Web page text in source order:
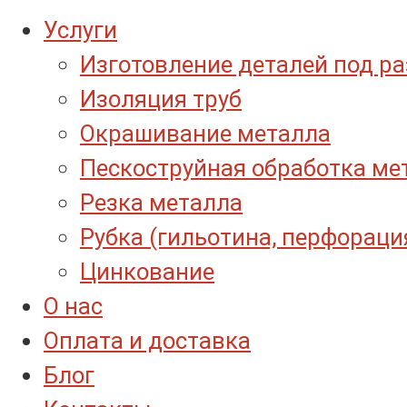
Услуги
Изготовление деталей под
Изоляция труб
Окрашивание металла
Пескоструйная обработка
Резка металла
Рубка (гильотина,
Цинкование
О нас
Оплата и доставка
Блог